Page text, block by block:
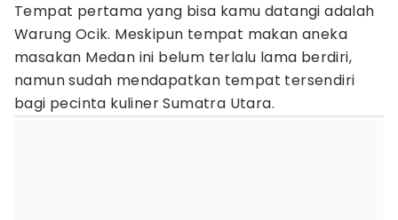
Tempat pertama yang bisa kamu datangi adalah
Warung Ocik. Meskipun tempat makan aneka
masakan Medan ini belum terlalu lama berdiri,
namun sudah mendapatkan tempat tersendiri
bagi pecinta kuliner Sumatra Utara.